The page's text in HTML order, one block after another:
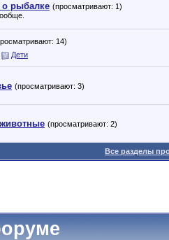
о рыбалке (просматривают: 1)
14)
Дети
(просматривают: 3)
(просматривают: 2)
Все разделы